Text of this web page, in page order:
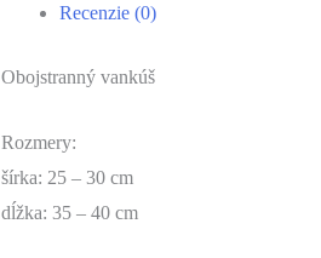
Recenzie (0)
Obojstranný vankúš
Rozmery:
šírka: 25 – 30 cm
dĺžka: 35 – 40 cm